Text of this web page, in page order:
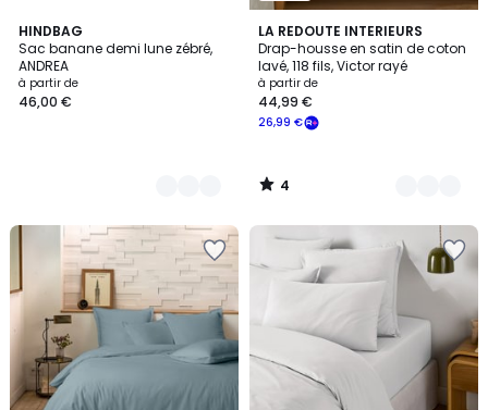
HINDBAG
Sac banane demi lune zébré,
ANDREA
à partir de
46,00 €
16
Couleurs
LA REDOUTE INTERIEURS
Drap-housse en satin de coton
lavé, 118 fils, Victor rayé
à partir de
26,99 €
44,99 €
4
/
5
8
Couleurs
4
/